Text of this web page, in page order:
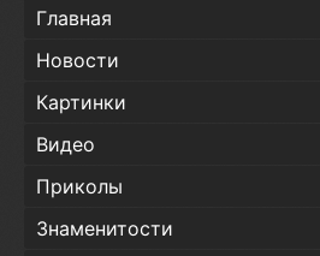
Главная
Новости
Картинки
Видео
Приколы
Знаменитости